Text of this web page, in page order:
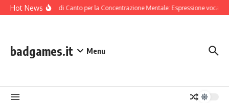
Skip to content
Hot NewsTecniche di Canto per la Concentrazione Mentale: Espressione vocale,
badgames.it Menu